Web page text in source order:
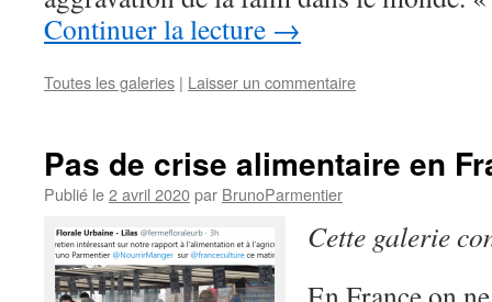
Continuer la lecture →
Toutes les galeries | Laisser un commentaire
Pas de crise alimentaire en
Publié le2 avril 2020par BrunoParmentier
Cette galerie